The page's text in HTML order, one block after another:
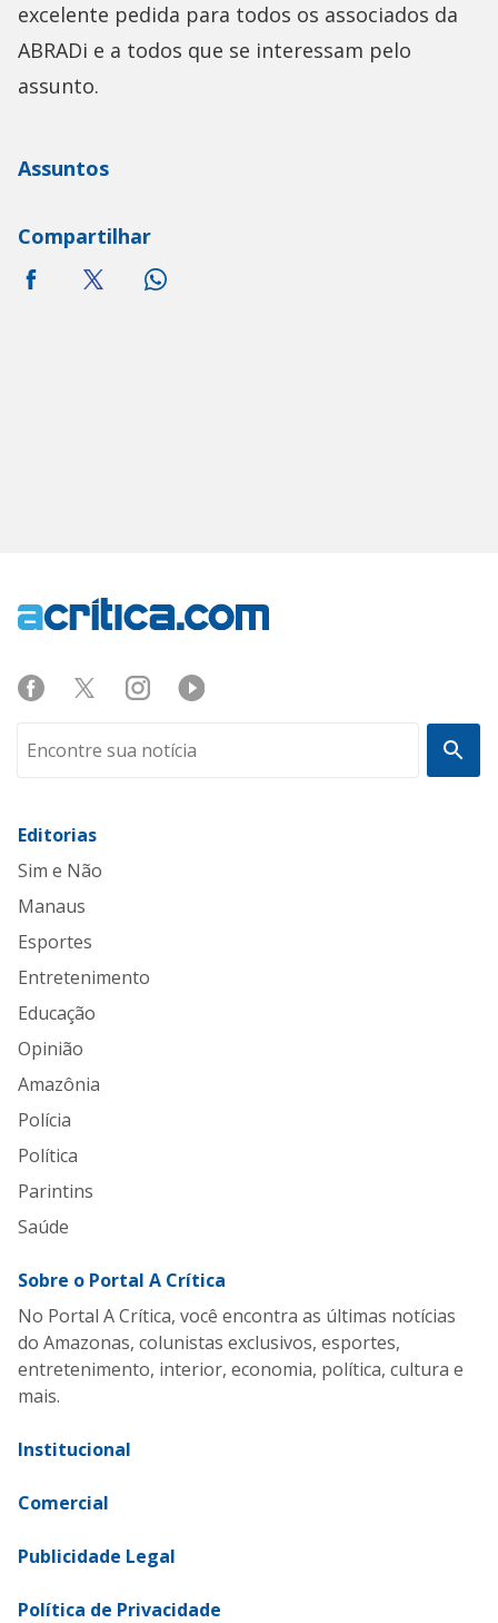
excelente pedida para todos os associados da
ABRADi e a todos que se interessam pelo
assunto.
Assuntos
Compartilhar
Editorias
Sim e Não
Manaus
Esportes
Entretenimento
Educação
Opinião
Amazônia
Polícia
Política
Parintins
Saúde
Sobre o Portal A Crítica
No Portal A Crítica, você encontra as últimas notícias
do Amazonas, colunistas exclusivos, esportes,
entretenimento, interior, economia, política, cultura e
mais.
Institucional
Comercial
Publicidade Legal
Política de Privacidade